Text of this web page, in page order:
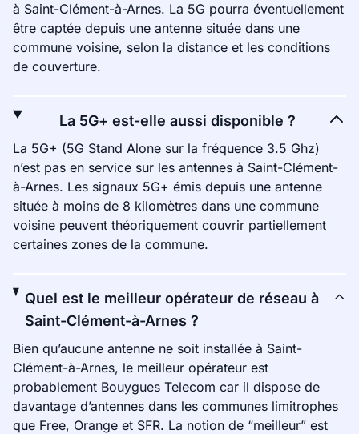
à Saint-Clément-à-Arnes. La 5G pourra éventuellement
être captée depuis une antenne située dans une
commune voisine, selon la distance et les conditions
de couverture.
La 5G+ est-elle aussi disponible ?
La 5G+ (5G Stand Alone sur la fréquence 3.5 Ghz)
n’est pas en service sur les antennes à Saint-Clément-
à-Arnes. Les signaux 5G+ émis depuis une antenne
située à moins de 8 kilomètres dans une commune
voisine peuvent théoriquement couvrir partiellement
certaines zones de la commune.
Quel est le meilleur opérateur de réseau à
Saint-Clément-à-Arnes ?
Bien qu’aucune antenne ne soit installée à Saint-
Clément-à-Arnes, le meilleur opérateur est
probablement Bouygues Telecom car il dispose de
davantage d’antennes dans les communes limitrophes
que Free, Orange et SFR. La notion de “meilleur” est